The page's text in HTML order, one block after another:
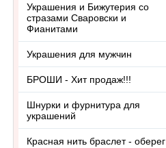
Украшения и Бижутерия со
стразами Сваровски и
Фианитами
Украшения для мужчин
БРОШИ - Хит продаж!!!
Шнурки и фурнитура для
украшений
Красная нить браслет - оберег